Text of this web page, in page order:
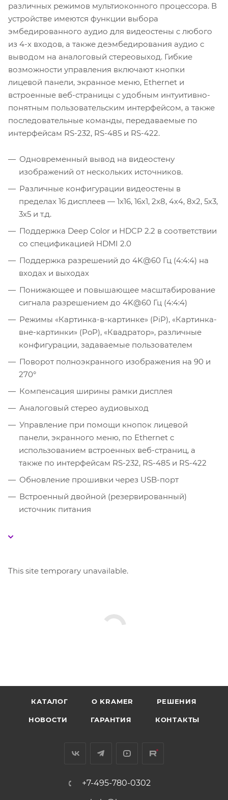
различных режимов мультиоконного процессора. В
устройстве имеются функции выбора
эмбедированного аудио для видеостены с любого
из 4-х входов, а также деэмбедирования аудио с
выводом на аналоговый стереовыход. Гибкие
возможности управления включают кнопки
лицевой панели, экранное меню, Ethernet и
встроенные веб-страницы с удобным интуитивно-
понятным пользовательским интерфейсом, а также
последовательные команды, передаваемые по
интерфейсам RS-232, RS-485 и RS-422.
Одновременный вывод на видеостену
изображений от нескольких источников.
Различные конфигурации видеостены в
пределах 16 дисплеев — 1х16, 16х1, 2х8, 4х4, 8х2, 5х3,
3х5 и т.д.
Поддержка Deep Color и HDCP 2.2 в соответствии
со спецификацией HDMI 2.0
Поддержка разрешений до 4K@60 Гц (4:4:4) на
входах и выходах
Понижающее и повышающее масштабирование
сигнала разрешением до 4K@60 Гц (4:4:4)
Режимы «Картинка-в-картинке» (PiP), «Картинка-
вне-картинки» (PoP), «Квадратор», различные
конфигурации, задаваемые пользователем
Поворот полноэкранного изображения на 90 и
270°
Компенсация ширины рамки дисплея
Аналоговый стерео аудиовыход
Управление при помощи кнопок лицевой
панели, экранного меню, по Ethernet c
использованием встроенных веб-страниц, а
также по интерфейсам RS-232, RS-485 и RS-422
Обновление прошивки через USB-порт
Встроенный двойной (резервированный)
источник питания
This site temporary unavailable.
КАТАЛОГ O KRAMER РЕШЕНИЯ
НОВОСТИ ГАРАНТИЯ КОНТАКТЫ
+7-495-780-0302